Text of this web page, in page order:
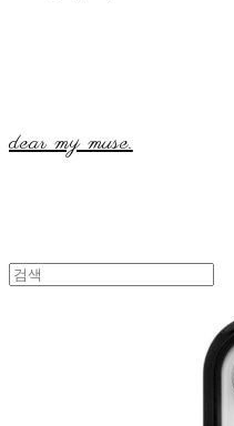
dear my muse.